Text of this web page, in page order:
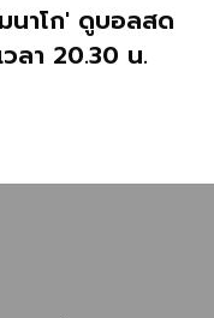
นาโก' ดูบอลสด
ลา 20.30 น.